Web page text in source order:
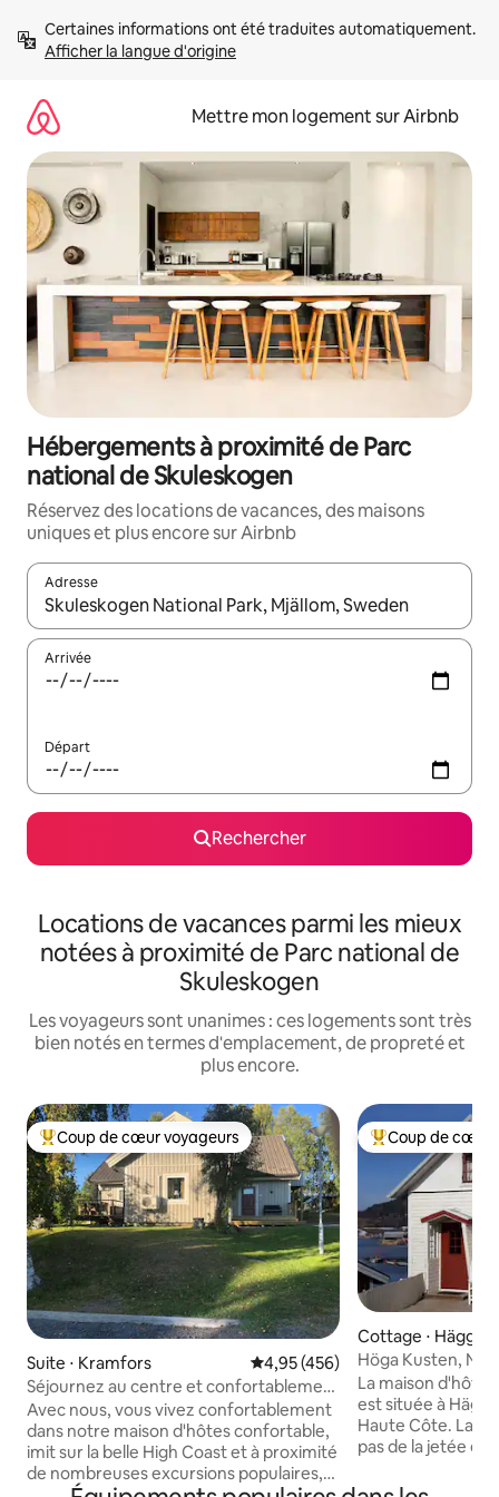
directement
Afficher la langue d'origine
Mettre mon logement sur Airbnb
Hébergements à proximité de Parc
national de Skuleskogen
Réservez des locations de vacances, des maisons
uniques et plus encore sur Airbnb
Adresse
Lorsque les résultats s'affichent, utilisez les flèches vers le
Arrivée
Départ
Rechercher
Locations de vacances parmi les mieux
notées à proximité de Parc national de
Skuleskogen
Les voyageurs sont unanimes : ces logements sont très
bien notés en termes d'emplacement, de propreté et
plus encore.
Coups de cœur voyageurs les plus appréciés
Coup de cœur voyageurs
Suite ⋅ Kramfors Évaluation moyenne sur la
4,95 (456)
Séjournez au centre et confortablement
dans la belle Höga Kusten !
Avec nous, vous vivez confortablement
dans notre maison d'hôtes confortable,
imit sur la belle High Coast et à proximité
de nombreuses excursions populaires,
Coups de cœur
Coup de cœur
Cottage ⋅ Häggvik
Höga Kusten,
Gittes.
La maison
est située à
Haute Côte. La
pas de la jetée et
balcon ensoleillé.